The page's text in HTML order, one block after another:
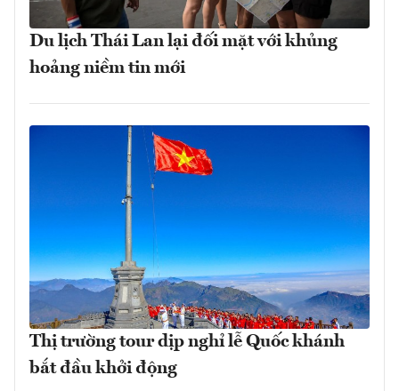
Du lịch Thái Lan lại đối mặt với khủng
hoảng niềm tin mới
Thị trường tour dịp nghỉ lễ Quốc khánh
bắt đầu khởi động